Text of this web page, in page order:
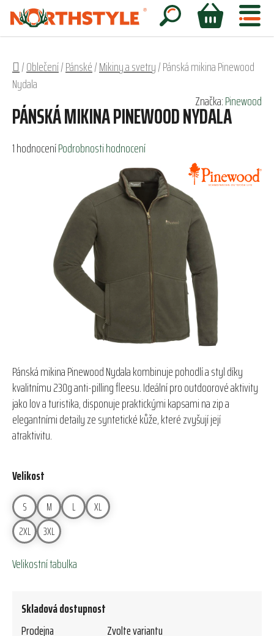
Přejít
obsah
Hledat
NÁKUPNÍ
Domů
/Oblečení/Pánské/Mikiny a svetry/Pánská mikina Pinewood
Nydala
Pánská mikina Pinewood Nydala kombinuje pohodlí a styl díky
kvalitnímu 230g anti-pilling fleesu. Ideální pro outdoorové aktivity
jako lov a turistika, disponuje praktickými kapsami na zip a
elegantními detaily ze syntetické kůže, které zvyšují její
atraktivitu.
Velikost
S M L
XL
2XL
3XL
Velikostní tabulka
Skladová dostupnost
Prodejna
Zvolte variantu
PÁNSKÁ MIKINA PINEWOOD NYDALA
Průměrné
1 hodnoceníPodrobnosti hodnocení
Značka:Pinewood